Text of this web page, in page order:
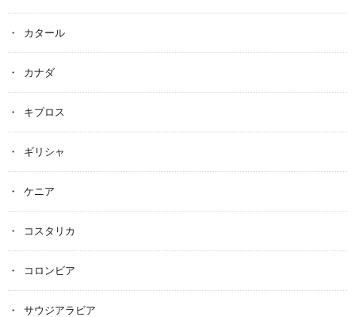
カタール
カナダ
キプロス
ギリシャ
ケニア
コスタリカ
コロンビア
サウジアラビア